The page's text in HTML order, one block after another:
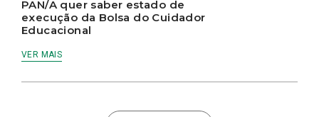
PAN/A quer saber estado de
execução da Bolsa do Cuidador
Educacional
VER MAIS